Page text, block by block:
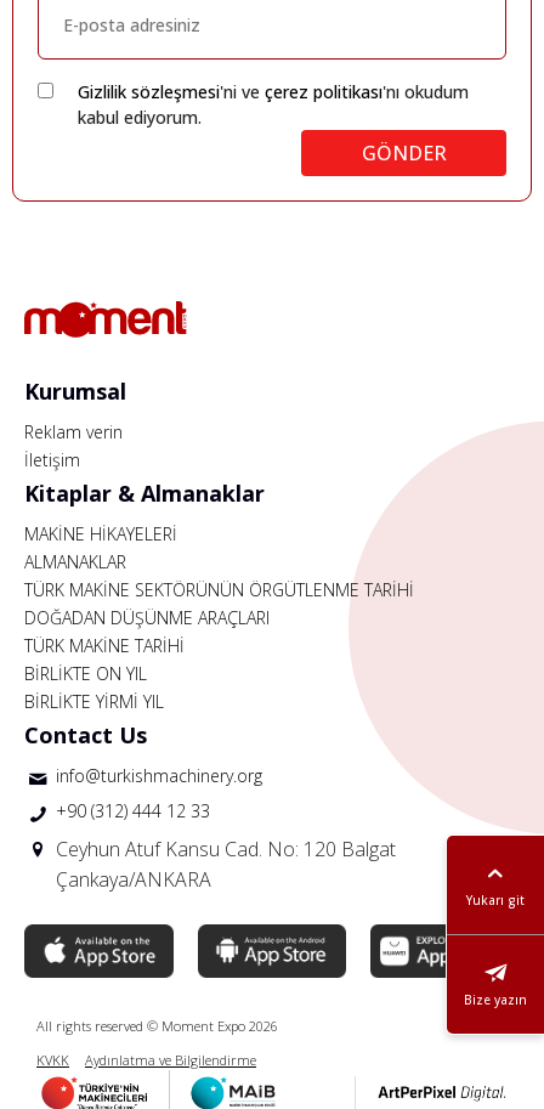
Gizlilik sözleşmesi'ni ve çerez politikası'nı okudum
kabul ediyorum.
GÖNDER
Yukarı git
Bize yazın
Kurumsal
Reklam verin
İletişim
Kitaplar & Almanaklar
MAKİNE HİKAYELERİ
ALMANAKLAR
TÜRK MAKİNE SEKTÖRÜNÜN ÖRGÜTLENME TARİHİ
DOĞADAN DÜŞÜNME ARAÇLARI
TÜRK MAKİNE TARİHİ
BİRLİKTE ON YIL
BİRLİKTE YİRMİ YIL
Contact Us
info@turkishmachinery.org
+90 (312) 444 12 33
Ceyhun Atuf Kansu Cad. No: 120 Balgat
Çankaya/ANKARA
All rights reserved © Moment Expo 2026
KVKK
Aydınlatma ve Bilgilendirme